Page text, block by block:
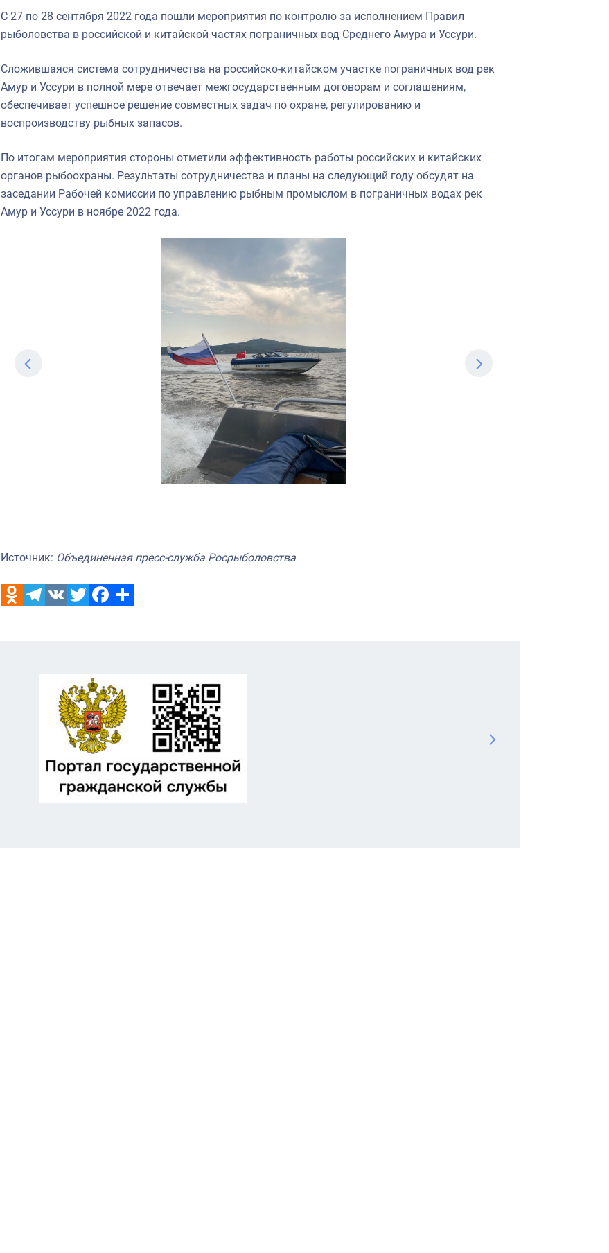
С 27 по 28 сентября 2022 года пошли мероприятия по контролю за исполнением Правил
рыболовства в российской и китайской частях пограничных вод Среднего Амура и Уссури.
Сложившаяся система сотрудничества на российско-китайском участке пограничных вод рек
Амур и Уссури в полной мере отвечает межгосударственным договорам и соглашениям,
обеспечивает успешное решение совместных задач по охране, регулированию и
воспроизводству рыбных запасов.
По итогам мероприятия стороны отметили эффективность работы российских и китайских
органов рыбоохраны. Результаты сотрудничества и планы на следующий году обсудят на
заседании Рабочей комиссии по управлению рыбным промыслом в пограничных водах рек
Амур и Уссури в ноябре 2022 года.
Источник: Объединенная пресс-служба Росрыболовства